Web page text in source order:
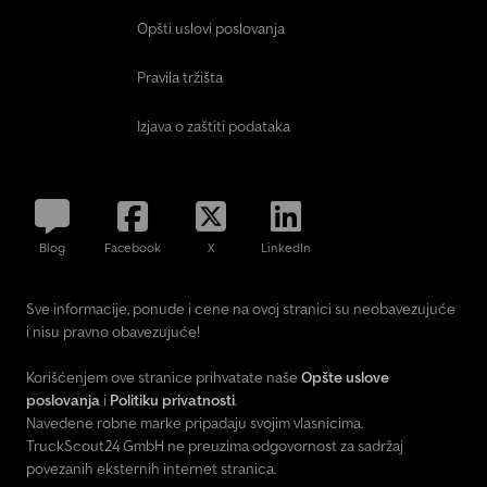
Opšti uslovi poslovanja
Pravila tržišta
Izjava o zaštiti podataka
Blog Facebook X LinkedIn
Sve informacije, ponude i cene na ovoj stranici su neobavezujuće
i nisu pravno obavezujuće!
Korišćenjem ove stranice prihvatate naše Opšte uslove
poslovanja i Politiku privatnosti.
Navedene robne marke pripadaju svojim vlasnicima.
TruckScout24 GmbH ne preuzima odgovornost za sadržaj
povezanih eksternih internet stranica.